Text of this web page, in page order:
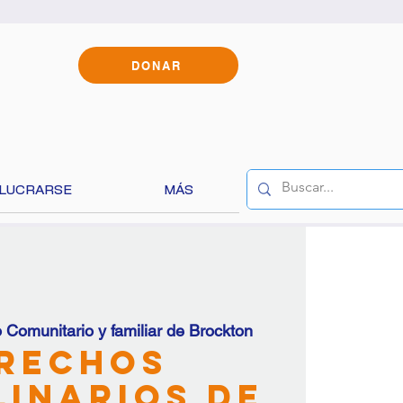
DONAR
MÁS
traducir el
Comunitario y familiar de Brockton